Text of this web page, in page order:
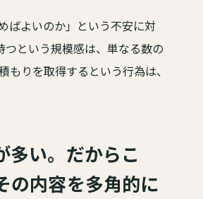
ばよいのか」という不安に対
という規模感は、単なる数の
りを取得するという行為は、
多い。だからこ
の内容を多角的に